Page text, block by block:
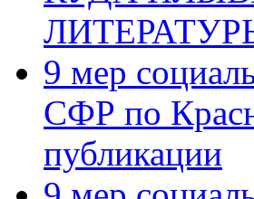
9 мер
СФР по
публикации